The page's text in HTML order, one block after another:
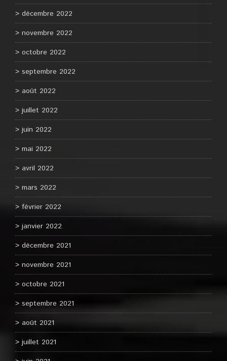
décembre 2022
novembre 2022
octobre 2022
septembre 2022
août 2022
juillet 2022
juin 2022
mai 2022
avril 2022
mars 2022
février 2022
janvier 2022
décembre 2021
novembre 2021
octobre 2021
septembre 2021
août 2021
juillet 2021